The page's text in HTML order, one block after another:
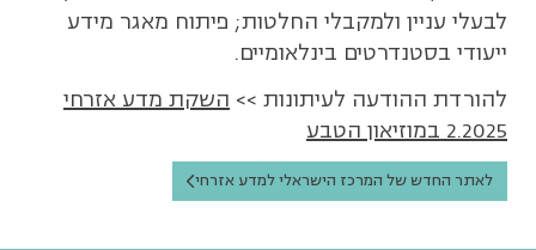
לבעלי עניין ולמקבלי החלטות; פיתוח מאגר מידע
ייעודי בסטנדרטים בינלאומיים.
להורדת ההודעה לעיתונות >> השקת מדע אזרחי
2.2025 במוזיאון הטבע
לאתר החדש של המרכז הישראלי למדע אזרחי